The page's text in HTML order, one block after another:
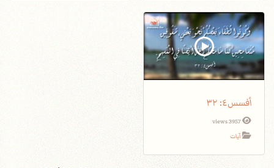
أفسس٤: ٣٢
3957 views
آيات